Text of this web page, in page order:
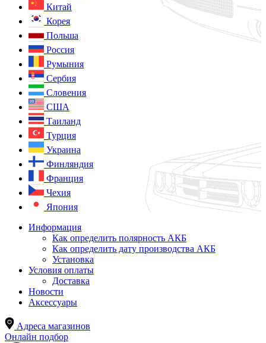
Китай
Корея
Польша
Россия
Румыния
Сербия
Словения
США
Таиланд
Турция
Украина
Финляндия
Франция
Чехия
Япония
Информация
Как определить полярность АКБ
Как определить дату производства АКБ
Установка
Условия оплаты
Доставка
Новости
Аксессуары
Адреса магазинов
Онлайн подбор